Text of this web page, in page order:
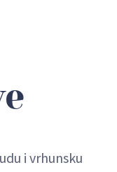
i vrhunsku